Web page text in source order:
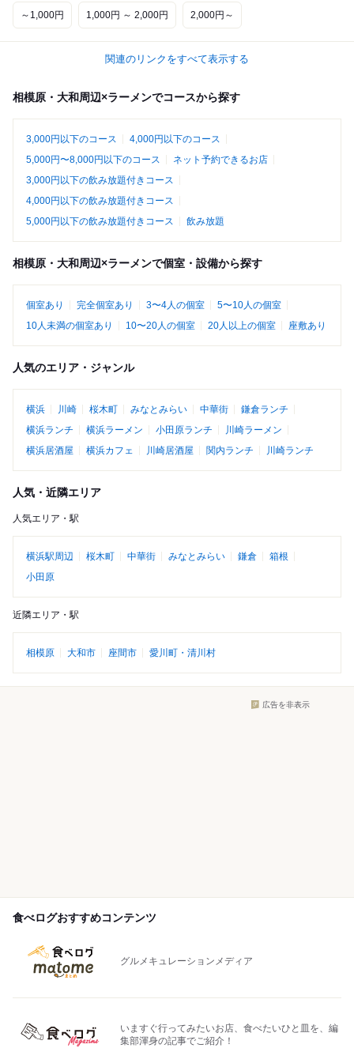
～1,000円 1,000円 ～ 2,000円 2,000円～
関連のリンクをすべて表示する
相模原・大和周辺×ラーメンでコースから探す
3,000円以下のコース
4,000円以下のコース
5,000円〜8,000円以下のコース
ネット予約できるお店
3,000円以下の飲み放題付きコース
4,000円以下の飲み放題付きコース
5,000円以下の飲み放題付きコース
飲み放題
相模原・大和周辺×ラーメンで個室・設備から探す
個室あり 完全個室あり 3〜4人の個室
5〜10人の個室
10人未満の個室あり
10〜20人の個室 20人以上の個室 座敷あり
人気のエリア・ジャンル
横浜 川崎 桜木町 みなとみらい 中華街
鎌倉ランチ
横浜ランチ
横浜ラーメン 小田原ランチ
川崎ラーメン
横浜居酒屋
横浜カフェ 川崎居酒屋 関内ランチ 川崎ランチ
人気・近隣エリア
人気エリア・駅
横浜駅周辺 桜木町 中華街 みなとみらい 鎌倉
箱根
小田原
近隣エリア・駅
相模原 大和市 座間市 愛川町・清川村
広告を非表示
食べログおすすめコンテンツ
グルメキュレーションメディア
いますぐ行ってみたいお店、食べたいひと皿を、編
集部渾身の記事でご紹介！